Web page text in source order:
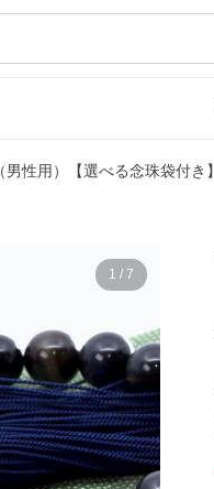
性用）【選べる念珠袋付き】
1 / 7